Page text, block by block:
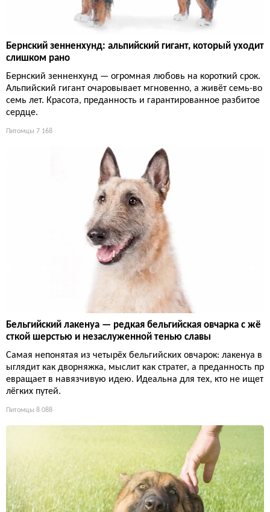
Бернский зенненхунд: альпийский гигант, который уходит
слишком рано
Бернский зенненхунд — огромная любовь на короткий срок.
Альпийский гигант очаровывает мгновенно, а живёт семь-во
семь лет. Красота, преданность и гарантированное разбитое
сердце.
Питомцы 7 168
Бельгийский лакенуа — редкая бельгийская овчарка с жё
сткой шерстью и незаслуженной тенью славы
Самая непонятая из четырёх бельгийских овчарок: лакенуа в
ыглядит как дворняжка, мыслит как стратег, а преданность пр
евращает в навязчивую идею. Идеальна для тех, кто не ищет
лёгких путей.
Питомцы 8 088